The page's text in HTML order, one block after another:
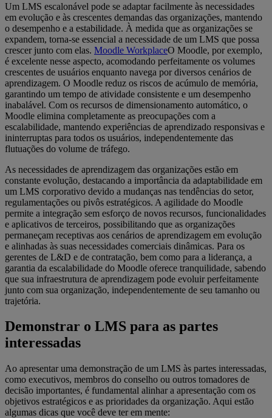
Um LMS escalonável pode se adaptar facilmente às necessidades
em evolução e às crescentes demandas das organizações, mantendo
o desempenho e a estabilidade. À medida que as organizações se
expandem, torna-se essencial a necessidade de um LMS que possa
crescer junto com elas. Moodle WorkplaceO Moodle, por exemplo,
é excelente nesse aspecto, acomodando perfeitamente os volumes
crescentes de usuários enquanto navega por diversos cenários de
aprendizagem. O Moodle reduz os riscos de acúmulo de memória,
garantindo um tempo de atividade consistente e um desempenho
inabalável. Com os recursos de dimensionamento automático, o
Moodle elimina completamente as preocupações com a
escalabilidade, mantendo experiências de aprendizado responsivas e
ininterruptas para todos os usuários, independentemente das
flutuações do volume de tráfego.
As necessidades de aprendizagem das organizações estão em
constante evolução, destacando a importância da adaptabilidade em
um LMS corporativo devido a mudanças nas tendências do setor,
regulamentações ou pivôs estratégicos. A agilidade do Moodle
permite a integração sem esforço de novos recursos, funcionalidades
e aplicativos de terceiros, possibilitando que as organizações
permaneçam receptivas aos cenários de aprendizagem em evolução
e alinhadas às suas necessidades comerciais dinâmicas. Para os
gerentes de L&D e de contratação, bem como para a liderança, a
garantia da escalabilidade do Moodle oferece tranquilidade, sabendo
que sua infraestrutura de aprendizagem pode evoluir perfeitamente
junto com sua organização, independentemente de seu tamanho ou
trajetória.
Demonstrar o LMS para as partes
interessadas
Ao apresentar uma demonstração de um LMS às partes interessadas,
como executivos, membros do conselho ou outros tomadores de
decisão importantes, é fundamental alinhar a apresentação com os
objetivos estratégicos e as prioridades da organização. Aqui estão
algumas dicas que você deve ter em mente: